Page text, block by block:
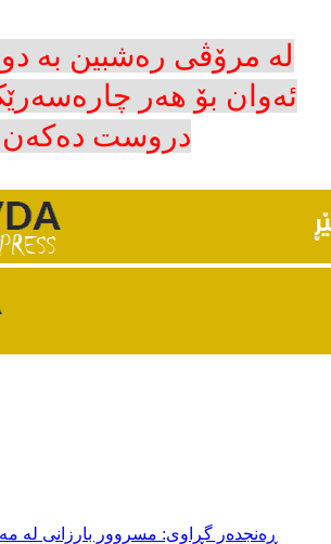
لە مرۆڤی رەشبین بە
ئەوان بۆ هەر
دروست
ڕەنجدەر گڕاوی: مسروور بارزانی لە